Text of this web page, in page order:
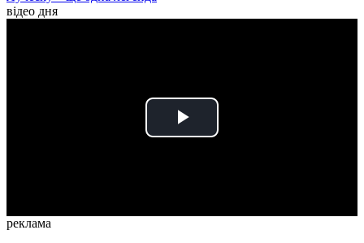
відео дня
Play
реклама